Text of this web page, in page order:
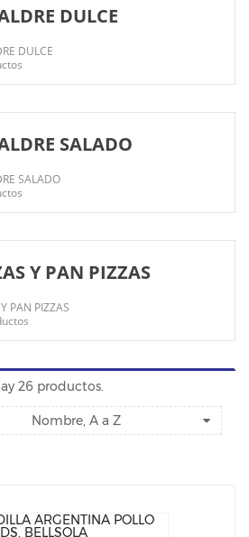
DULCE
DULCE
SALADO
SALADO
Y PAN PIZZAS
PAN PIZZAS
26 productos.
Nombre, A a Z